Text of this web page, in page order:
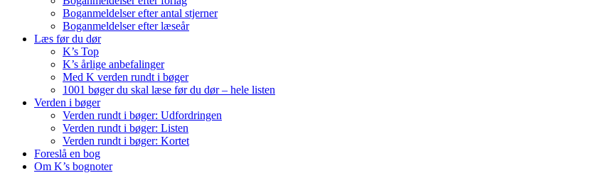
Boganmeldelser efter antal stjerner
Boganmeldelser efter læseår
Læs før du dør
K’s Top
K’s årlige anbefalinger
Med K verden rundt i bøger
1001 bøger du skal læse før du dør – hele listen
Verden i bøger
Verden rundt i bøger: Udfordringen
Verden rundt i bøger: Listen
Verden rundt i bøger: Kortet
Foreslå en bog
Om K’s bognoter